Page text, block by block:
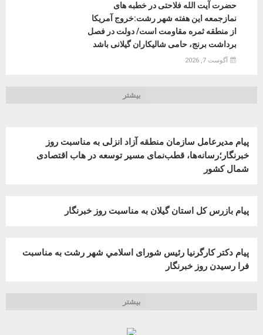
حضرت آیت الله فلاحتی در خطبه های
نمازجمعه این هفته شهر رشت:خروج آمریکا
از منطقه ثمره مقاومت است/ دولت در فصل
برداشت برنج، حامی شالیکاران گیلانی باشد
آگوست 7, 2026
بیشتر
پیام مدیرعامل سازمان منطقه آزاد انزلی به مناسبت روز
خبرنگار؛رسانه‌ها، قطب‌نمای مسیر توسعه در هاب اقتصادی
شمال كشور
پیام بازرس کل استان گیلان به مناسبت روز خبرنگار
پیام دکتر کارگرنیا رئیس شورای اسلامي شهر رشت به مناسبت
فرا رسیدن روز خبرنگار
بیشتر